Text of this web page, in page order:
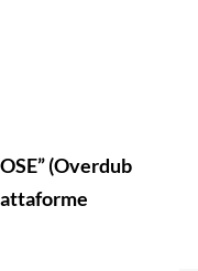
(Overdub